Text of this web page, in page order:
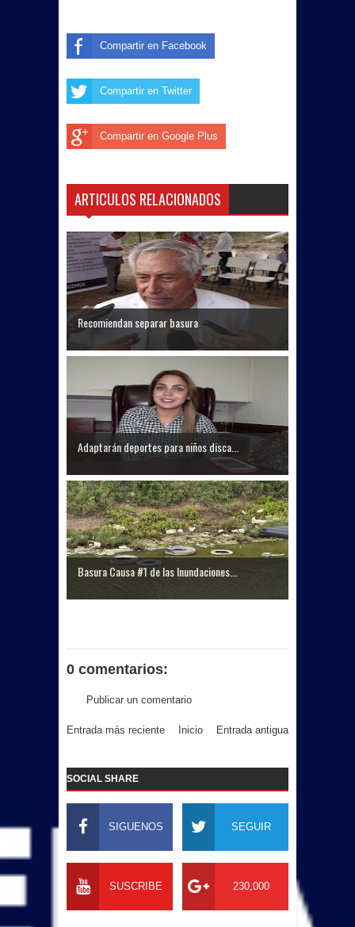
Compartir en Facebook
Compartir en Twitter
Compartir en Google Plus
ARTICULOS RELACIONADOS
Recomiendan separar basura
Adaptarán deportes para niños disca...
Basura Causa #1 de las Inundaciones...
0 comentarios:
Publicar un comentario
Entrada más reciente Entrada antigua
Inicio
SOCIAL SHARE
SIGUENOS SEGUIR
SUSCRIBE 230,000